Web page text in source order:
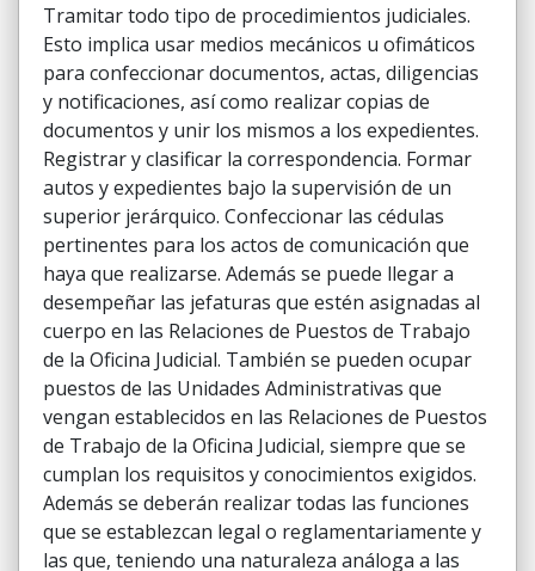
Tramitar todo tipo de procedimientos judiciales.
Esto implica usar medios mecánicos u ofimáticos
para confeccionar documentos, actas, diligencias
y notificaciones, así como realizar copias de
documentos y unir los mismos a los expedientes.
Registrar y clasificar la correspondencia. Formar
autos y expedientes bajo la supervisión de un
superior jerárquico. Confeccionar las cédulas
pertinentes para los actos de comunicación que
haya que realizarse. Además se puede llegar a
desempeñar las jefaturas que estén asignadas al
cuerpo en las Relaciones de Puestos de Trabajo
de la Oficina Judicial. También se pueden ocupar
puestos de las Unidades Administrativas que
vengan establecidos en las Relaciones de Puestos
de Trabajo de la Oficina Judicial, siempre que se
cumplan los requisitos y conocimientos exigidos.
Además se deberán realizar todas las funciones
que se establezcan legal o reglamentariamente y
las que, teniendo una naturaleza análoga a las